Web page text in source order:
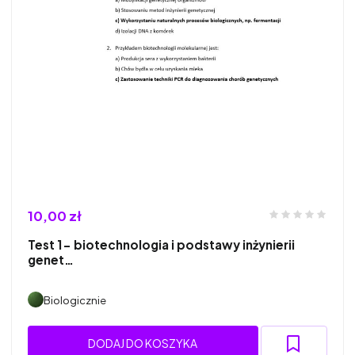
10,00 zł
Test 1- biotechnologia i podstawy inżynierii
genet…
Biologicznie
DODAJ DO KOSZYKA